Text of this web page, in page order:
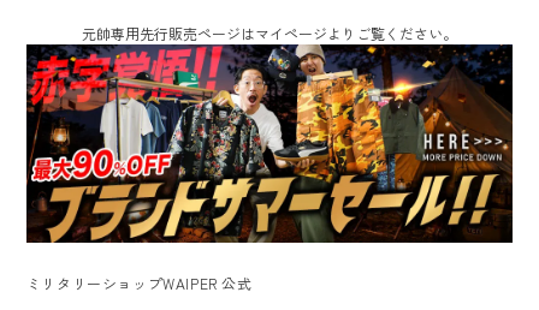
元帥専用先行販売ページはマイページよりご覧ください。
ミリタリーショップWAIPER 公式